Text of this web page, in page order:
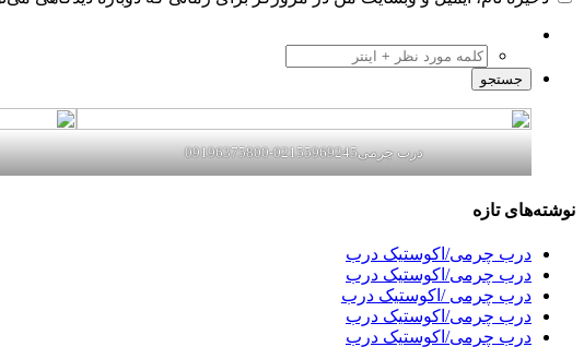
درب چرمی02155969245-09196375800
نوشته‌های تازه
درب چرمی/اکوستیک درب
درب چرمی/اکوستیک درب
درب چرمی /اکوستیک درب
درب چرمی/اکوستیک درب
درب چرمی/اکوستیک درب